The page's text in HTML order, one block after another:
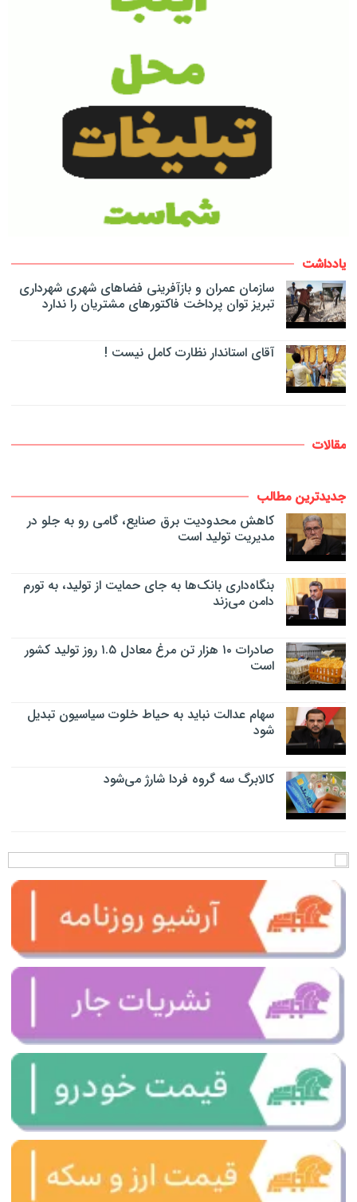
یادداشت
سازمان عمران و بازآفرینی فضاهای شهری شهرداری
تبریز توان پرداخت فاکتورهای مشتریان را ندارد
آقای استاندار نظارت کامل نیست !
مقالات
جدیدترین مطالب
کاهش محدودیت برق صنایع، گامی رو به جلو در
مدیریت تولید است
بنگاه‌داری بانک‌ها به جای حمایت از تولید، به تورم
دامن می‌زند
صادرات ۱۰ هزار تن مرغ معادل ۱.۵ روز تولید کشور
است
سهام عدالت نباید به حیاط خلوت سیاسیون تبدیل
شود
کالابرگ سه گروه فردا شارژ می‌شود